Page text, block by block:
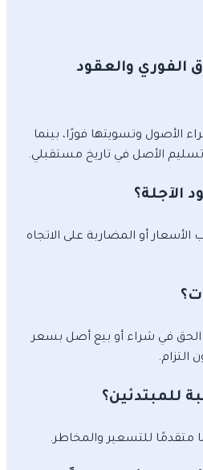
الفوري والعقود
الأصول وتسويتها فورًا، بينما
تسليم الأصل في تاريخ مستقبلي.
الآجلة؟
أو المضاربة على الاتجاه
في شراء أو بيع أصل بسعر
التزام.
للمبتدئين؟
متقدمًا للتسعير والمخاطر.